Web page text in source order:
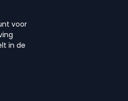
voor
in de